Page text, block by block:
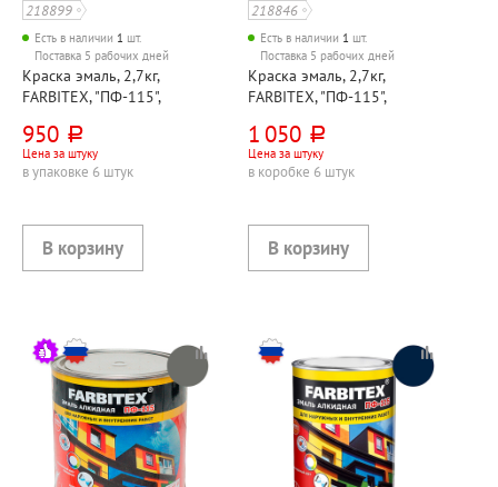
218899
Есть в наличии 1 шт.
Поставка 5 рабочих дней
Краска эмаль, 2,7кг,
FARBITEX, "ПФ-115",
950 руб.
Цена за штуку
в упаковке 6 штук
218846
Есть в наличии 1 шт.
Поставка 5 рабочих дней
Краска эмаль, 2,7кг,
FARBITEX, "ПФ-115",
1 050 руб.
Цена за штуку
в коробке 6 штук